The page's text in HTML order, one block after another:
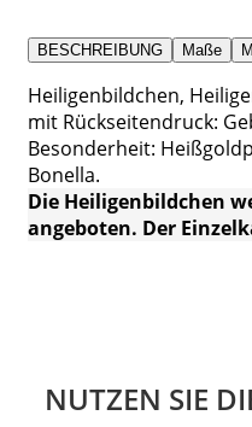
BESCHREIBUNG Maße
Heiligenbildchen,
mit Rückseitendruck:
Besonderheit:
Bonella.
Die Heiligenbildchen
angeboten. Der
NUTZEN SIE